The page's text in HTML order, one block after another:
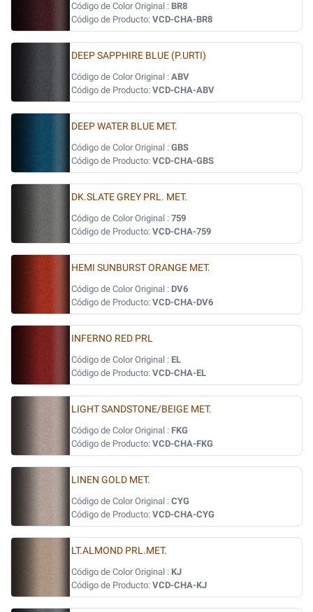
Código de Color Original : BR8
Código de Producto: VCD-CHA-BR8
DEEP SAPPHIRE BLUE (P.URTI)
Código de Color Original : ABV
Código de Producto: VCD-CHA-ABV
DEEP WATER BLUE MET.
Código de Color Original : GBS
Código de Producto: VCD-CHA-GBS
DK.SLATE GREY PRL. MET.
Código de Color Original : 759
Código de Producto: VCD-CHA-759
HEMI SUNBURST ORANGE MET.
Código de Color Original : DV6
Código de Producto: VCD-CHA-DV6
INFERNO RED PRL
Código de Color Original : EL
Código de Producto: VCD-CHA-EL
LIGHT SANDSTONE/BEIGE MET.
Código de Color Original : FKG
Código de Producto: VCD-CHA-FKG
LINEN GOLD MET.
Código de Color Original : CYG
Código de Producto: VCD-CHA-CYG
LT.ALMOND PRL.MET.
Código de Color Original : KJ
Código de Producto: VCD-CHA-KJ